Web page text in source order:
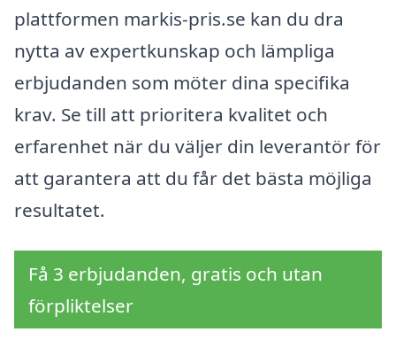
plattformen markis-pris.se kan du dra
nytta av expertkunskap och lämpliga
erbjudanden som möter dina specifika
krav. Se till att prioritera kvalitet och
erfarenhet när du väljer din leverantör för
att garantera att du får det bästa möjliga
resultatet.
Få 3 erbjudanden, gratis och utan
förpliktelser